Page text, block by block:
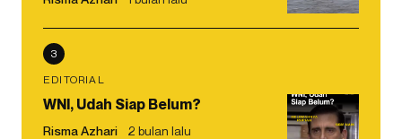
3
EDITORIAL
WNI, Udah Siap Belum?
Risma Azhari 2 bulan lalu